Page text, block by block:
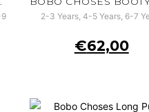
2-3 Years, 4-5 Years, 6-7
€62,00